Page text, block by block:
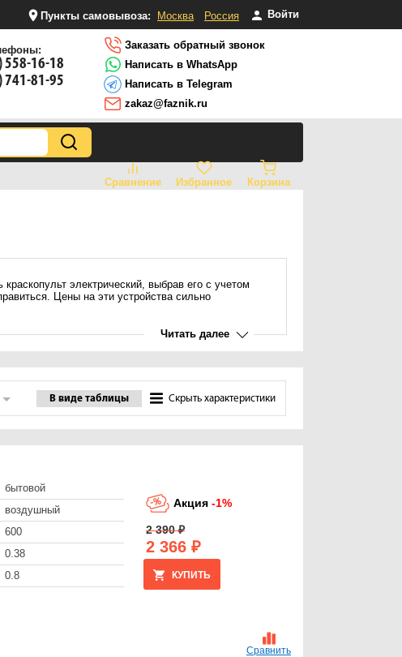
Пункты самовывоза: Москва Россия Войти
558-16-18
741-81-95
Заказать обратный звонок
Написать в WhatsApp
Написать в Telegram
zakaz@faznik.ru
Сравнение Избранное Корзина
электрический, выбрав его с учетом
Цены на эти устройства сильно
Читать далее
Скрыть характеристики
В виде таблицы
Сравнить
бытовой
воздушный
600
0.38
0.8 КУПИТЬ
Акция -1%
2 390 ₽
2 366 ₽